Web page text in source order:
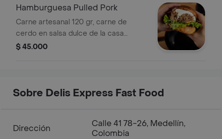
Hamburguesa Pulled Pork
Carne artesanal 120 gr, carne de
cerdo en salsa dulce de la casa
desmechada, queso, sour cream,
$ 45.000
Sobre Delis Express Fast Food
Dirección
Calle 41 78-26, Medellín,
Colombia